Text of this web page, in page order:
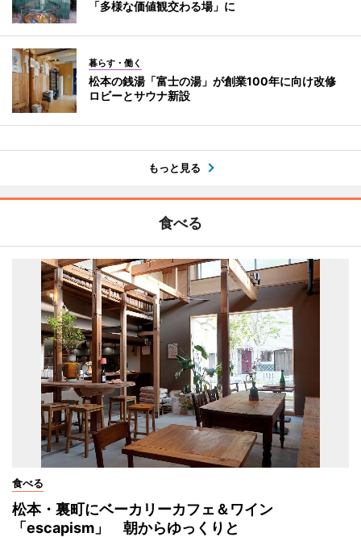
「多様な価値観交わる場」に
暮らす・働く
松本の銭湯「富士の湯」が創業100年に向け改修
ロビーとサウナ新設
もっと見る
食べる
食べる
松本・裏町にベーカリーカフェ＆ワイン
「escapism」 朝からゆっくりと